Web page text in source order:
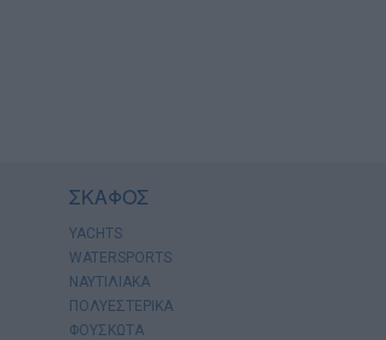
ΣΚΑΦΟΣ
YACHTS
WATERSPORTS
ΝΑΥΤΙΛΙΑΚΑ
ΠΟΛΥΕΣΤΕΡΙΚΑ
ΦΟΥΣΚΩΤΑ